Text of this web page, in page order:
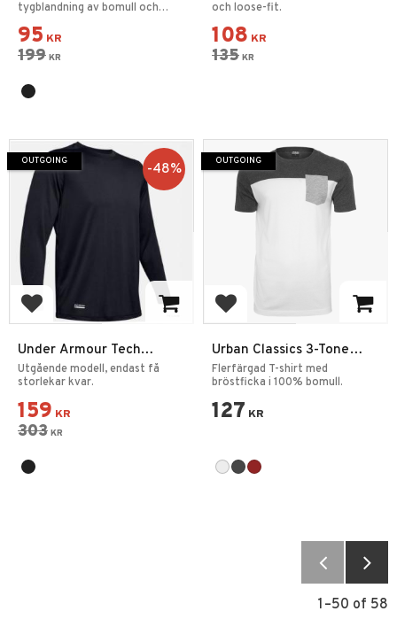
tygblandning av bomull och
95 KR
199 KR
och loose-fit.
108 KR
135 KR
Add to favorites
Under Armour Tech
Långärmad T-Shirt
Utgående modell, endast få
storlekar kvar.
159 KR
303 KR
48%
OUTGOING
Add to favorites
Urban Classics 3-Tone
Pocket Tee
Flerfärgad T-shirt med
bröstficka i 100% bomull.
127 KR
OUTGOING
1–50 of 58